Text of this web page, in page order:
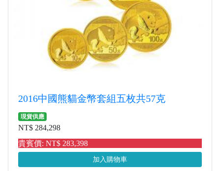
2016中國熊貓金幣套組五枚共57克
現貨供應
NT$ 284,298
貴賓價: NT$ 283,398
加入購物車